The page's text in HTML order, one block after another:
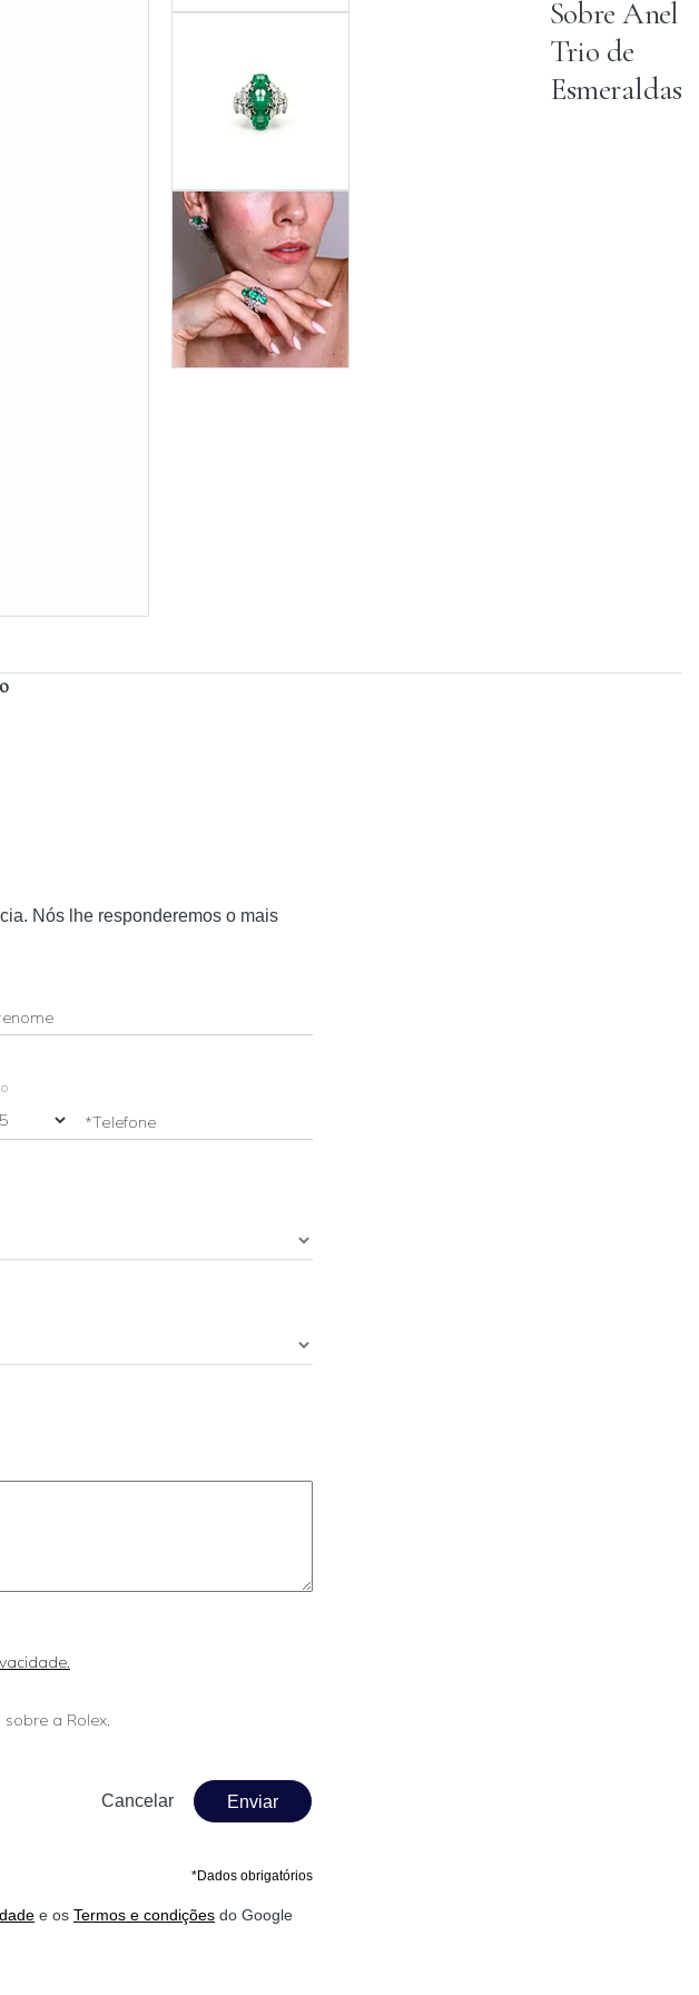
Sobre Anel
Trio de
Esmeraldas
Nós lhe responderemos o mais
*Telefone
a Rolex.
Enviar
*Dados obrigatórios
e os Termos e condições do Google